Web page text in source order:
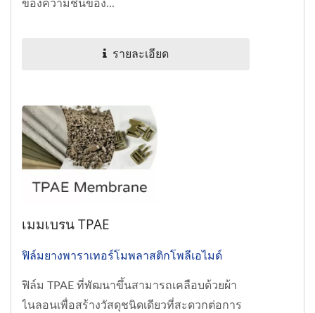
ของความชื้นของ...
รายละเอียด
เมมเบรน TPAE
ฟิล์มยางพาราเทอร์โมพลาสติกโพลีเอไมด์
ฟิล์ม TPAE ที่พัฒนาขึ้นสามารถเคลือบด้วยผ้า
ไนลอนเพื่อสร้างวัสดุชนิดเดียวที่สะดวกต่อการ